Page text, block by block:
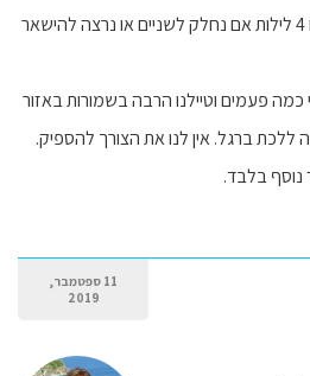
ולילות אחרי (אז זה בעצם 3 או 4 לילות אם נחלק לשניים או נרצה להישאר
כמה פעמים וטיילנו הרבה בשמורות באזור
ללכת ברגל. אין לנו את הצורך להספיק.
בלבד.
11 ספטמבר,
2019